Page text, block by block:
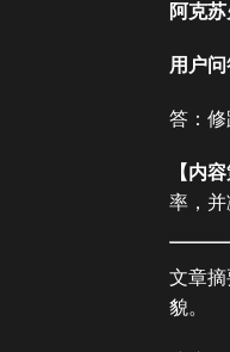
阿克
用户问
答：修
【内
率，并
文章
貌。